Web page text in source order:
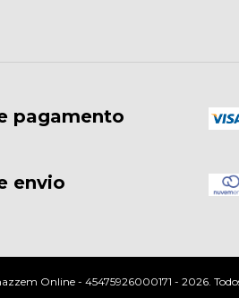
pagamento
envio
Online - 45475926000171 - 2026.